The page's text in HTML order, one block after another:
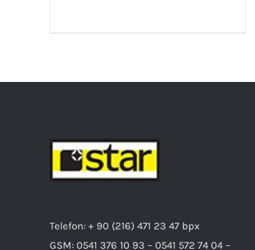
Telefon: + 90 (216) 471 23 47 bpx
GSM: 0541 376 10 93 – 0541 572 74 04 –